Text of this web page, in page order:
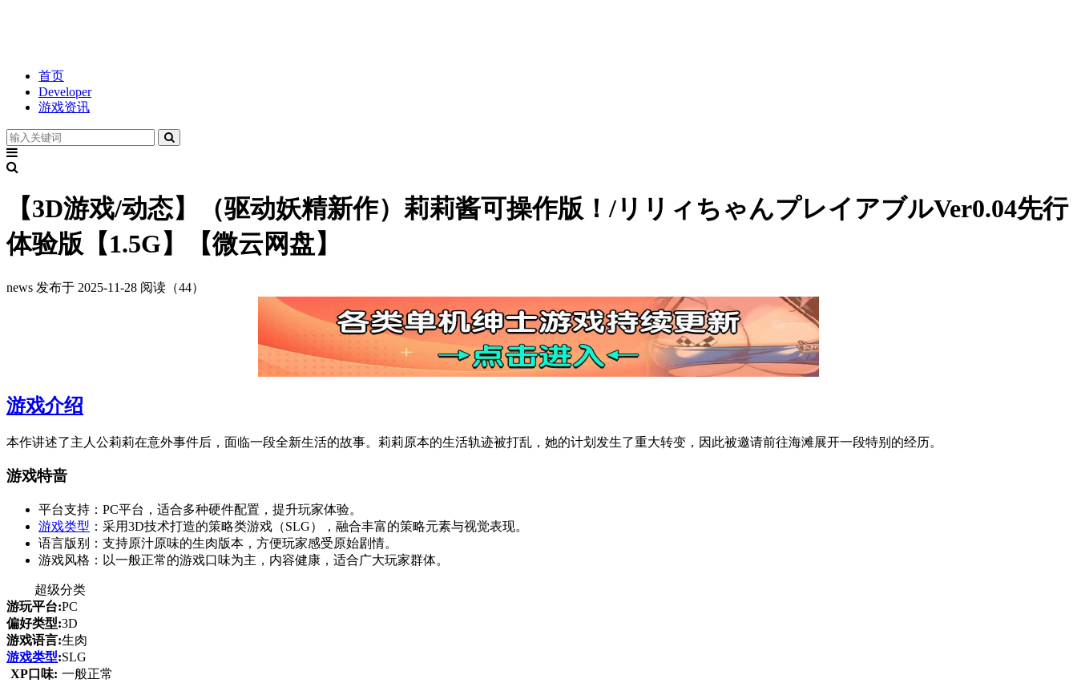
首页
Developer
游戏资讯
【3D游戏/动态】（驱动妖精新作）莉莉酱可操作版！/リリィちゃんプレイアブルVer0.04先行
体验版【1.5G】【微云网盘】
news 发布于 2025-11-28 阅读（44）
游戏介绍
本作讲述了主人公莉莉在意外事件后，面临一段全新生活的故事。莉莉原本的生活轨迹被打乱，她的计划发生了重大转变，因此被邀请前往海滩展开一段特别的经历。
游戏特啬
平台支持：PC平台，适合多种硬件配置，提升玩家体验。
游戏类型 ：采用3D技术打造的策略类游戏（SLG），融合丰富的策略元素与视觉表现。
语言版别：支持原汁原味的生肉版本，方便玩家感受原始剧情。
游戏风格：以一般正常的游戏口味为主，内容健康，适合广大玩家群体。
超级分类
游玩平台:PC
偏好类型:3D
游戏语言:生肉
游戏类型:SLG
XP口味: 一般正常